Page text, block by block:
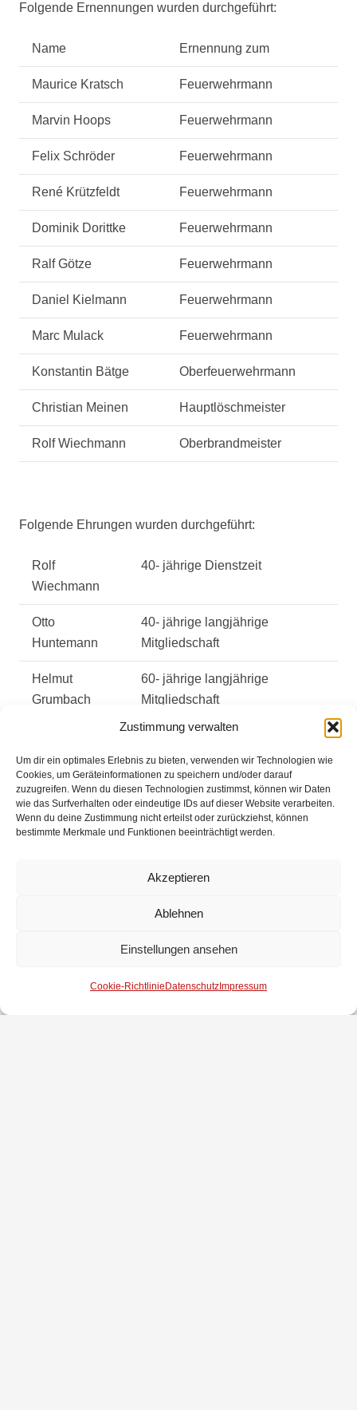
Zustimmung verwalten
Um dir ein optimales Erlebnis zu bieten, verwenden wir Technologien wie
Cookies, um Geräteinformationen zu speichern und/oder darauf
zuzugreifen. Wenn du diesen Technologien zustimmst, können wir Daten
wie das Surfverhalten oder eindeutige IDs auf dieser Website verarbeiten.
Wenn du deine Zustimmung nicht erteilst oder zurückziehst, können
bestimmte Merkmale und Funktionen beeinträchtigt werden.
Akzeptieren
Ablehnen
Einstellungen ansehen
Cookie-Richtlinie Datenschutz Impressum
Folgende Ernennungen wurden durchgeführt:
Name Ernennung zum
Maurice Kratsch Feuerwehrmann
Marvin Hoops Feuerwehrmann
Felix Schröder Feuerwehrmann
René Krützfeldt Feuerwehrmann
Dominik Dorittke Feuerwehrmann
Ralf Götze Feuerwehrmann
Daniel Kielmann Feuerwehrmann
Marc Mulack Feuerwehrmann
Konstantin Bätge Oberfeuerwehrmann
Christian Meinen Hauptlöschmeister
Rolf Wiechmann Oberbrandmeister
Folgende Ehrungen wurden durchgeführt:
Rolf
Wiechmann
40- jährige Dienstzeit
Otto
Huntemann
40- jährige langjährige
Mitgliedschaft
Helmut
Grumbach
60- jährige langjährige
Mitgliedschaft
Rottmann (in
Abwesenheit)
60- jährige langjährige
Mitgliedschaft
Christian
Ehrennadel in Bronze des
Nach gut drei Stunden beendete Ortsbrandmeister
wünschte allen Anwesenden, auch im Namen seines